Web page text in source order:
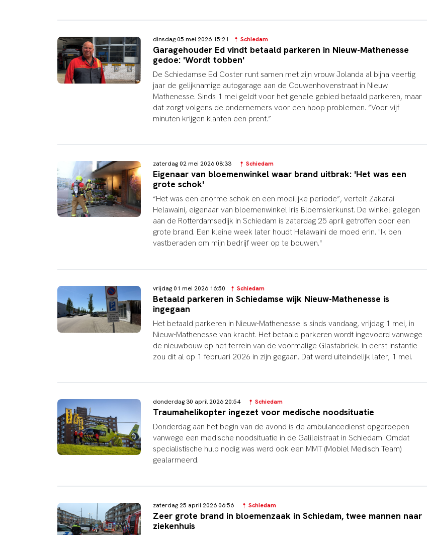
dinsdag 05 mei 2026 15:21 Schiedam
Garagehouder Ed vindt betaald parkeren in Nieuw-Mathenesse
gedoe: 'Wordt tobben'
De Schiedamse Ed Coster runt samen met zijn vrouw Jolanda al bijna veertig
jaar de gelijknamige autogarage aan de Couwenhovenstraat in Nieuw
Mathenesse. Sinds 1 mei geldt voor het gehele gebied betaald parkeren, maar
dat zorgt volgens de ondernemers voor een hoop problemen. “Voor vijf
minuten krijgen klanten een prent.”
zaterdag 02 mei 2026 08:33 Schiedam
Eigenaar van bloemenwinkel waar brand uitbrak: 'Het was een
grote schok'
“Het was een enorme schok en een moeilijke periode”, vertelt Zakarai
Helawaini, eigenaar van bloemenwinkel Iris Bloemsierkunst. De winkel gelegen
aan de Rotterdamsedijk in Schiedam is zaterdag 25 april getroffen door een
grote brand. Een kleine week later houdt Helawaini de moed erin. "Ik ben
vastberaden om mijn bedrijf weer op te bouwen."
vrijdag 01 mei 2026 16:50 Schiedam
Betaald parkeren in Schiedamse wijk Nieuw-Mathenesse is
ingegaan
Het betaald parkeren in Nieuw-Mathenesse is sinds vandaag, vrijdag 1 mei, in
Nieuw-Mathenesse van kracht. Het betaald parkeren wordt ingevoerd vanwege
de nieuwbouw op het terrein van de voormalige Glasfabriek. In eerst instantie
zou dit al op 1 februari 2026 in zijn gegaan. Dat werd uiteindelijk later, 1 mei.
donderdag 30 april 2026 20:54 Schiedam
Traumahelikopter ingezet voor medische noodsituatie
Donderdag aan het begin van de avond is de ambulancedienst opgeroepen
vanwege een medische noodsituatie in de Galileistraat in Schiedam. Omdat
specialistische hulp nodig was werd ook een MMT (Mobiel Medisch Team)
gealarmeerd.
zaterdag 25 april 2026 06:56 Schiedam
Zeer grote brand in bloemenzaak in Schiedam, twee mannen naar
ziekenhuis